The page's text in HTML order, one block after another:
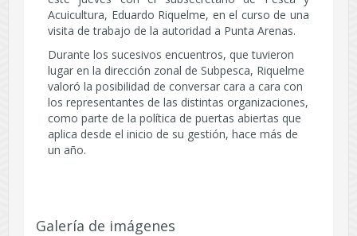
Acuicultura, Eduardo Riquelme, en el curso de una
visita de trabajo de la autoridad a Punta Arenas.
Durante los sucesivos encuentros, que tuvieron
lugar en la dirección zonal de Subpesca, Riquelme
valoró la posibilidad de conversar cara a cara con
los representantes de las distintas organizaciones,
como parte de la política de puertas abiertas que
aplica desde el inicio de su gestión, hace más de
un año.
Galería de imágenes